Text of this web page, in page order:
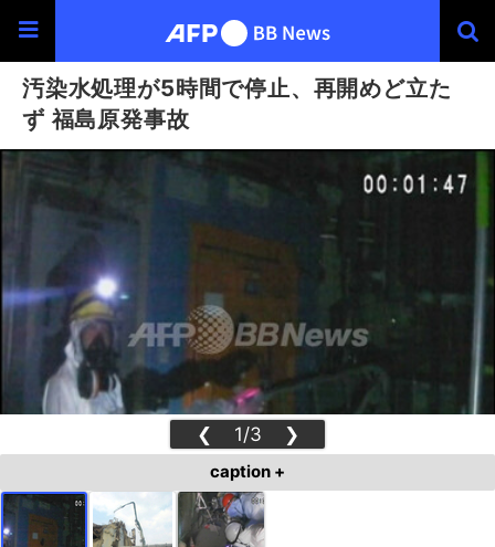
汚染水処理が5時間で停止、再開めど立た
ず 福島原発事故
❮ 1/3 ❯
caption +